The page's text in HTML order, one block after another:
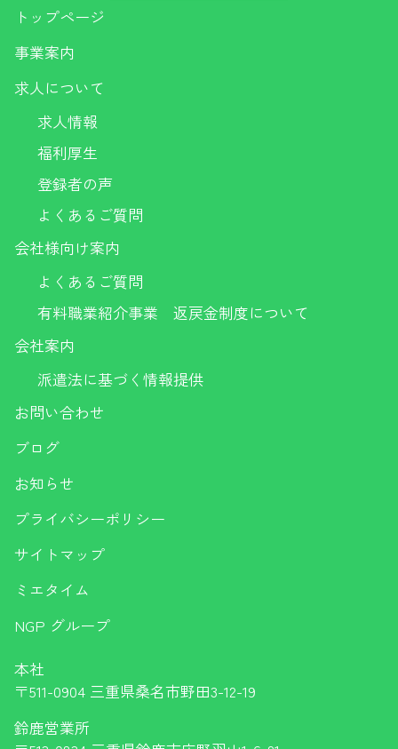
トップページ
事業案内
求人について
求人情報
福利厚生
登録者の声
よくあるご質問
会社様向け案内
よくあるご質問
有料職業紹介事業 返戻金制度について
会社案内
派遣法に基づく情報提供
お問い合わせ
ブログ
お知らせ
プライバシーポリシー
サイトマップ
ミエタイム
NGP グループ
本社
〒511-0904 三重県桑名市野田3-12-19
鈴鹿営業所